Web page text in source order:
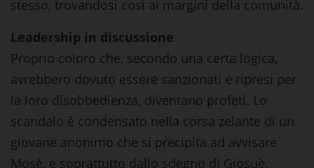
stesso, trovandosi così ai margini della comunità.
Leadership in discussione
Proprio coloro che, secondo una certa logica,
avrebbero dovuto essere sanzionati e ripresi per
la loro disobbedienza, diventano profeti. Lo
scandalo è condensato nella corsa zelante di un
giovane anonimo che si precipita ad avvisare
Mosè, e soprattutto dallo sdegno di Giosuè,